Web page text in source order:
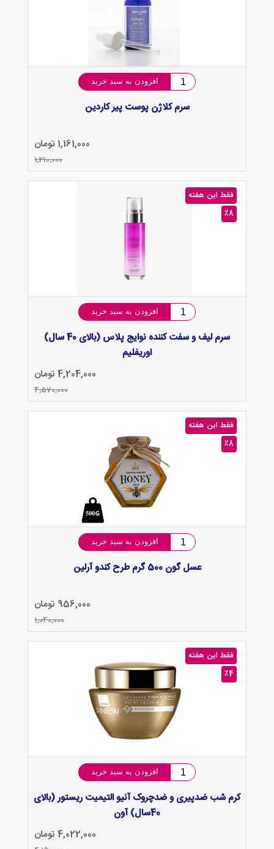
افزودن به سبد خرید
سرم کلاژن پوست پیر کاردین
1,161,000 تومان
1,210,000
٪8
فقط این هفته
افزودن به سبد خرید
سرم لیف و سفت کننده نوایج پلاس (بالای 40 سال)
اوریفلیم
4,204,000 تومان
4,570,000
٪8
فقط این هفته
افزودن به سبد خرید
عسل گون 500 گرم طرح کندو آرلین
956,000 تومان
1,040,000
٪4
فقط این هفته
افزودن به سبد خرید
کرم شب ضدپیری و ضدچروک آنیو التیمیت ریستور (بالای
40سال) آون
4,022,000 تومان